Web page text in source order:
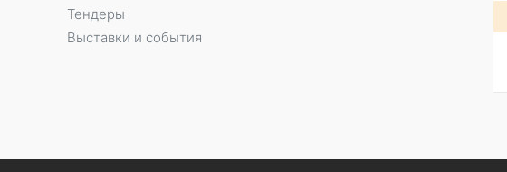
Тендеры
Выставки и события